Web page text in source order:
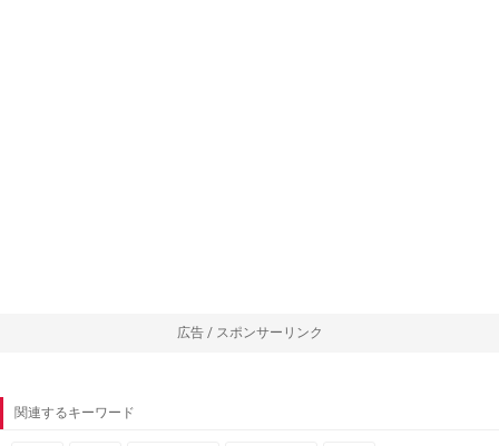
広告 / スポンサーリンク
関連するキーワード